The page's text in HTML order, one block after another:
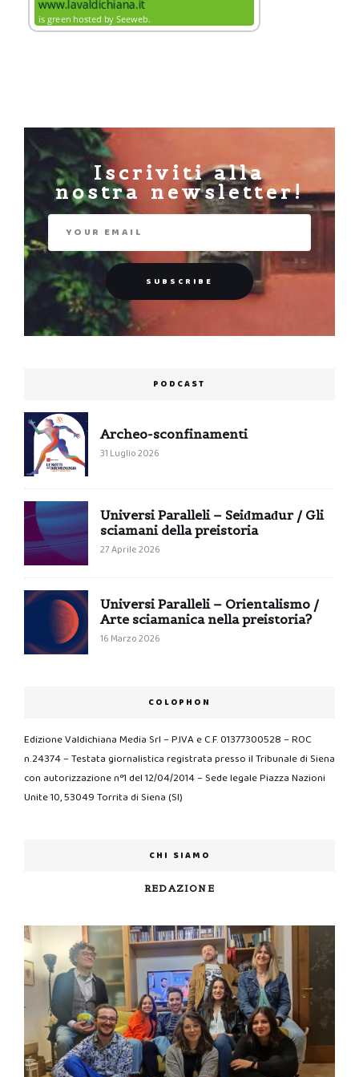
Iscriviti alla
nostra newsletter!
PODCAST
Archeo-sconfinamenti
31 Luglio 2026
Universi Paralleli – Seiđmađur / Gli
sciamani della preistoria
27 Aprile 2026
Universi Paralleli – Orientalismo /
Arte sciamanica nella preistoria?
16 Marzo 2026
COLOPHON
Edizione Valdichiana Media Srl – P.IVA e C.F. 01377300528 – ROC
n.24374 – Testata giornalistica registrata presso il Tribunale di Siena
con autorizzazione n°1 del 12/04/2014 – Sede legale Piazza Nazioni
Unite 10, 53049 Torrita di Siena (SI)
CHI SIAMO
REDAZIONE